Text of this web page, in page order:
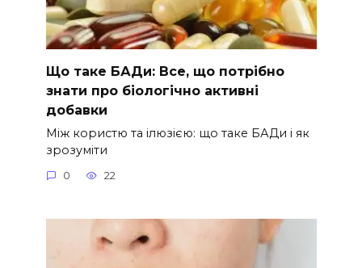
Що таке БАДи: Все, що потрібно
знати про біологічно активні
добавки
Між користю та ілюзією: що таке БАДи і як
зрозуміти
0 22